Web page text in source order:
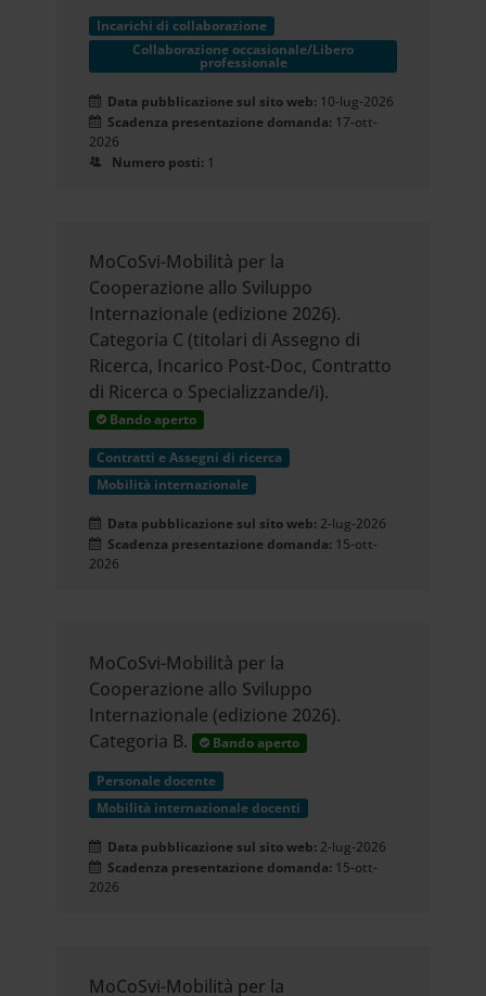
Incarichi di collaborazione
Collaborazione occasionale/Libero
professionale
Data pubblicazione sul sito web: 10-lug-2026
Scadenza presentazione domanda: 17-ott-
2026
Numero posti: 1
MoCoSvi-Mobilità per la
Cooperazione allo Sviluppo
Internazionale (edizione 2026).
Categoria C (titolari di Assegno di
Ricerca, Incarico Post-Doc, Contratto
di Ricerca o Specializzande/i).
Bando aperto
Contratti e Assegni di ricerca
Mobilità internazionale
Data pubblicazione sul sito web: 2-lug-2026
Scadenza presentazione domanda: 15-ott-
2026
MoCoSvi-Mobilità per la
Cooperazione allo Sviluppo
Internazionale (edizione 2026).
Categoria B.
Bando aperto
Personale docente
Mobilità internazionale docenti
Data pubblicazione sul sito web: 2-lug-2026
Scadenza presentazione domanda: 15-ott-
2026
MoCoSvi-Mobilità per la